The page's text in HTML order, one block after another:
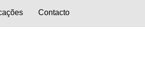
Contacto